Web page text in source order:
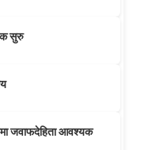
सुरु
जवाफदेहिता आवश्यक